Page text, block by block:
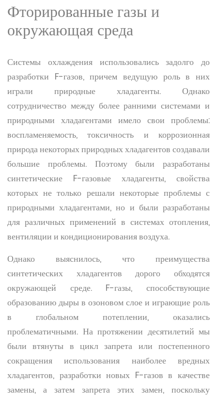
Фторированные газы и
окружающая среда
Системы охлаждения использовались задолго до
разработки F-газов, причем ведущую роль в них
играли природные хладагенты. Однако
сотрудничество между более ранними системами и
природными хладагентами имело свои проблемы:
воспламеняемость, токсичность и коррозионная
природа некоторых природных хладагентов создавали
большие проблемы. Поэтому были разработаны
синтетические F-газовые хладагенты, свойства
которых не только решали некоторые проблемы с
природными хладагентами, но и были разработаны
для различных применений в системах отопления,
вентиляции и кондиционирования воздуха.
Однако выяснилось, что преимущества
синтетических хладагентов дорого обходятся
окружающей среде. F-газы, способствующие
образованию дыры в озоновом слое и играющие роль
в глобальном потеплении, оказались
проблематичными. На протяжении десятилетий мы
были втянуты в цикл запрета или постепенного
сокращения использования наиболее вредных
хладагентов, разработки новых F-газов в качестве
замены, а затем запрета этих замен, поскольку